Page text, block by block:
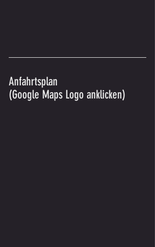
Anfahrtsplan
(Google Maps Logo anklicken)